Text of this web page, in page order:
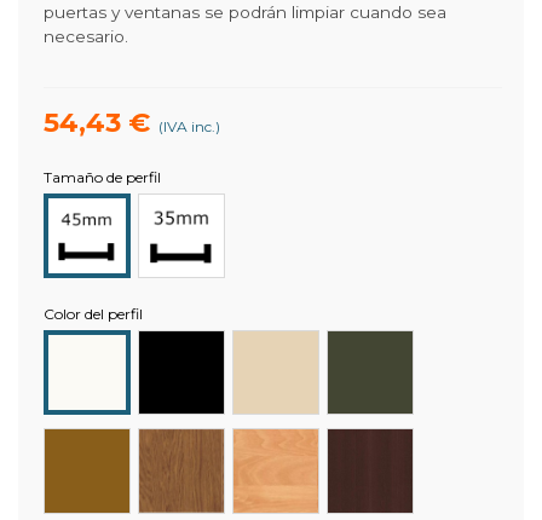
puertas y ventanas se podrán limpiar cuando sea
necesario.
54,43 € (IVA inc.)
Tamaño de perfil
Color del perfil
Roble